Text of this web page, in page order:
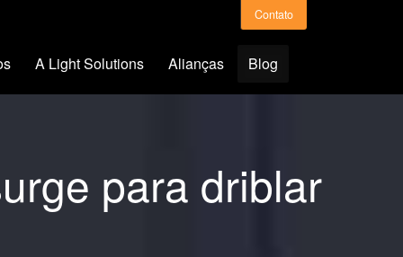
Contato
A Light Solutions Alianças Blog
para driblar